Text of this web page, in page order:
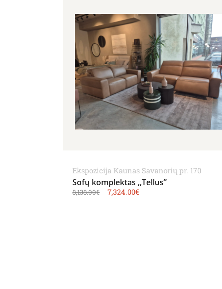
Ekspozicija Kaunas Savanorių pr. 170
Sofų komplektas ,,Tellus”
8,138.00€ 7,324.00€